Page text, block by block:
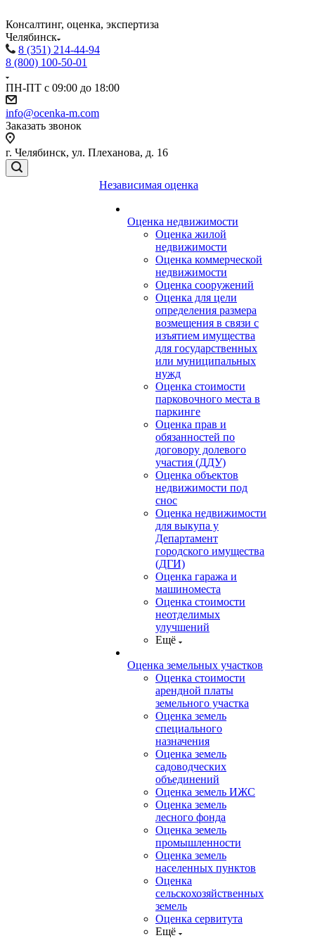
Консалтинг, оценка, экспертиза
Челябинск
8 (351) 214-44-94
8 (800) 100-50-01
ПН-ПТ с 09:00 до 18:00
info@ocenka-m.com
Заказать звонок
г. Челябинск, ул. Плеханова, д. 16
Независимая оценка
Оценка недвижимости
Оценка жилой
недвижимости
Оценка коммерческой
недвижимости
Оценка сооружений
Оценка для цели
определения размера
возмещения в связи с
изъятием имущества
для государственных
или муниципальных
нужд
Оценка стоимости
парковочного места в
паркинге
Оценка прав и
обязанностей по
договору долевого
участия (ДДУ)
Оценка объектов
недвижимости под
снос
Оценка недвижимости
для выкупа у
Департамент
городского имущества
(ДГИ)
Оценка гаража и
машиноместа
Оценка стоимости
неотделимых
улучшений
Ещё
Оценка земельных участков
Оценка стоимости
арендной платы
земельного участка
Оценка земель
специального
назначения
Оценка земель
садоводческих
объединений
Оценка земель ИЖС
Оценка земель
лесного фонда
Оценка земель
промышленности
Оценка земель
населенных пунктов
Оценка
сельскохозяйственных
земель
Оценка сервитута
Ещё